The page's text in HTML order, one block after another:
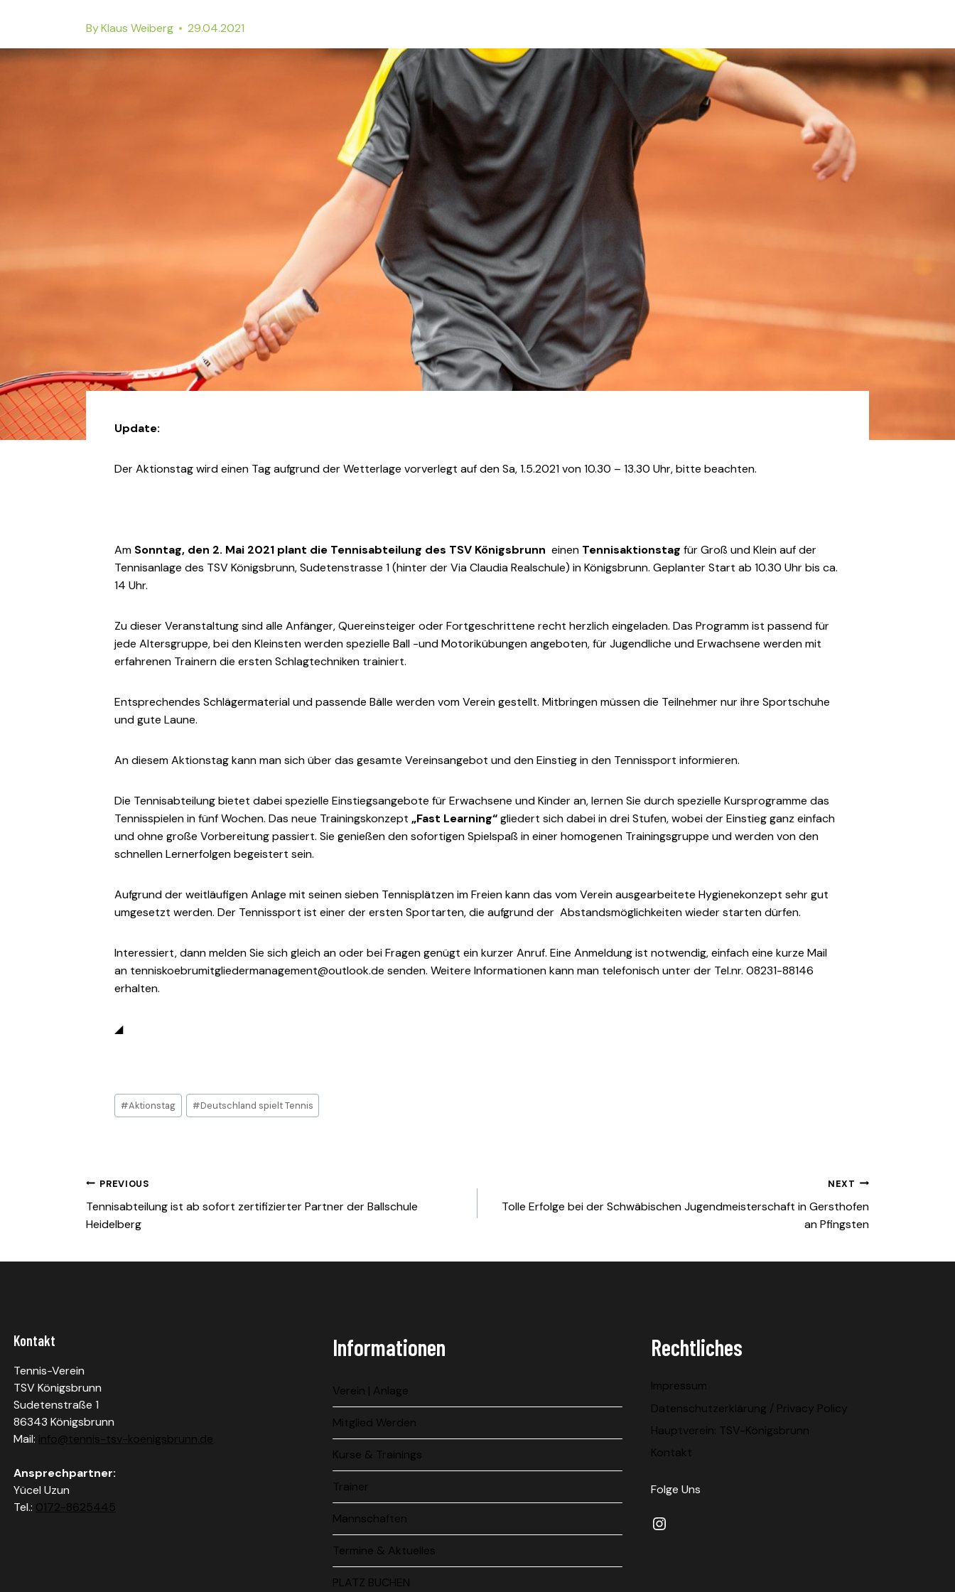
ByKlaus Weiberg 29.04.2021
Update:
Der Aktionstag wird einen Tag aufgrund der Wetterlage vorverlegt auf den Sa, 1.5.2021 von 10.30 – 13.30 Uhr, bitte beachten.
Am Sonntag, den 2. Mai 2021 plant die Tennisabteilung des TSV Königsbrunn einen Tennisaktionstag für Groß und Klein auf der
Tennisanlage des TSV Königsbrunn, Sudetenstrasse 1 (hinter der Via Claudia Realschule) in Königsbrunn. Geplanter Start ab 10.30 Uhr bis ca.
14 Uhr.
Zu dieser Veranstaltung sind alle Anfänger, Quereinsteiger oder Fortgeschrittene recht herzlich eingeladen. Das Programm ist passend für
jede Altersgruppe, bei den Kleinsten werden spezielle Ball -und Motorikübungen angeboten, für Jugendliche und Erwachsene werden mit
erfahrenen Trainern die ersten Schlagtechniken trainiert.
Entsprechendes Schlägermaterial und passende Bälle werden vom Verein gestellt. Mitbringen müssen die Teilnehmer nur ihre Sportschuhe
und gute Laune.
An diesem Aktionstag kann man sich über das gesamte Vereinsangebot und den Einstieg in den Tennissport informieren.
Die Tennisabteilung bietet dabei spezielle Einstiegsangebote für Erwachsene und Kinder an, lernen Sie durch spezielle Kursprogramme das
Tennisspielen in fünf Wochen. Das neue Trainingskonzept„Fast Learning“gliedert sich dabei in drei Stufen, wobei der Einstieg ganz einfach
und ohne große Vorbereitung passiert. Sie genießen den sofortigen Spielspaß in einer homogenen Trainingsgruppe und werden von den
schnellen Lernerfolgen begeistert sein.
Aufgrund der weitläufigen Anlage mit seinen sieben Tennisplätzen im Freien kann das vom Verein ausgearbeitete Hygienekonzept sehr gut
umgesetzt werden. Der Tennissport ist einer der ersten Sportarten, die aufgrund der Abstandsmöglichkeiten wieder starten dürfen.
Interessiert, dann melden Sie sich gleich an oder bei Fragen genügt ein kurzer Anruf. Eine Anmeldung ist notwendig, einfach eine kurze Mail
an tenniskoebrumitgliedermanagement@outlook.de senden. Weitere Informationen kann man telefonisch unter der Tel.nr. 08231-88146
erhalten.
◢
Post
Tags:
#Aktionstag #Deutschland spielt Tennis
Beitragsnavigation
PREVIOUS
Tennisabteilung ist ab sofort zertifizierter Partner der Ballschule
Heidelberg
NEXT
Tolle Erfolge bei der Schwäbischen Jugendmeisterschaft in Gersthofen
an Pfingsten
Kontakt
Tennis-Verein
TSV Königsbrunn
Sudetenstraße 1
86343 Königsbrunn
Mail: info@tennis-tsv-koenigsbrunn.de
Ansprechpartner:
Yücel Uzun
Tel.: 0172-8625445
Informationen
Verein | Anlage
Mitglied Werden
Kurse & Trainings
Trainer
Mannschaften
Termine & Aktuelles
PLATZ BUCHEN
Rechtliches
Impressum
Datenschutzerklärung / Privacy Policy
Hauptverein: TSV-Königsbrunn
Kontakt
Folge Uns
Instagram